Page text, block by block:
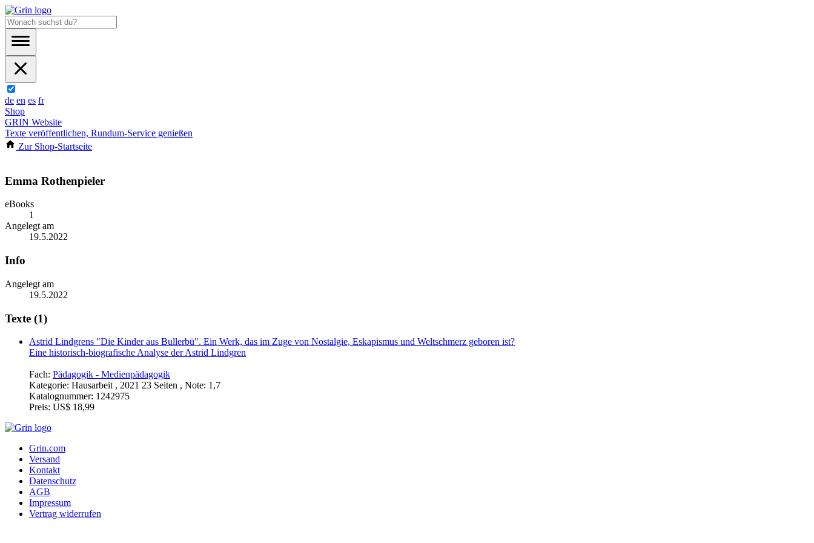
de en es fr
Shop
GRIN Website
Texte veröffentlichen, Rundum-Service genießen
Zur Shop-Startseite
Emma Rothenpieler
eBooks
1
Angelegt am
19.5.2022
Info
Angelegt am
19.5.2022
Texte (1)
Astrid Lindgrens "Die Kinder aus Bullerbü". Ein Werk, das im Zuge von Nostalgie, Eskapismus und Weltschmerz geboren ist?
Eine historisch-biografische Analyse der Astrid Lindgren
Fach: Pädagogik - Medienpädagogik
Kategorie: Hausarbeit , 2021 23 Seiten , Note: 1,7
Katalognummer: 1242975
Preis: US$ 18,99
Grin.com
Versand
Kontakt
Datenschutz
AGB
Impressum
Vertrag widerrufen